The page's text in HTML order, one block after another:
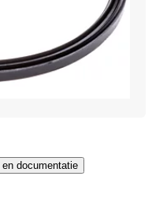
documentatie